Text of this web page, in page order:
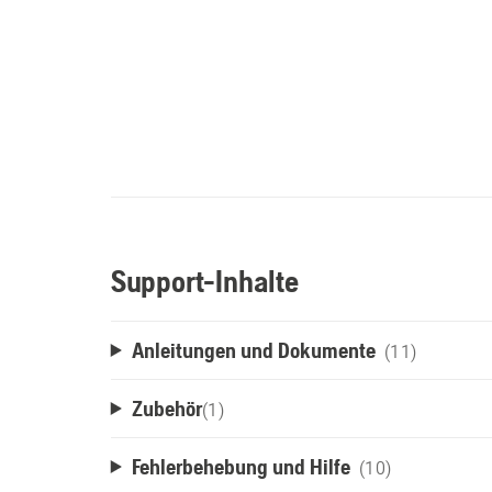
Support-Inhalte
Anleitungen und Dokumente (11)
Zubehör(1 )
Fehlerbehebung und Hilfe (10)